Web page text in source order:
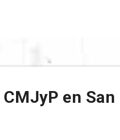
en San